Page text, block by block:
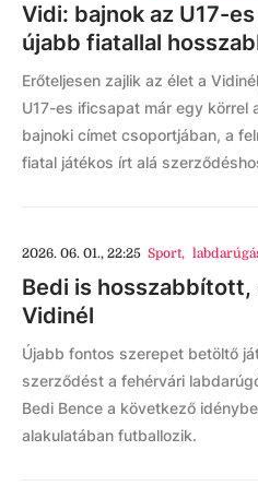
Vidi: bajnok az U17-
újabb fiatallal
Erőteljesen zajlik az élet a
U17-es ificsapat már egy körrel
bajnoki címet csoportjában, a
fiatal játékos írt alá
2026. 06. 01., 22:25 Sport,
Bedi is hosszabbított,
Vidinél
Újabb fontos szerepet betöltő
szerződést a fehérvári
Bedi Bence a következő
alakulatában futballozik.